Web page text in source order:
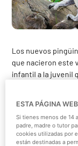
Los nuevos
que nacieron este
infantil a la juvenil
Poco a poco han
se han ido
meses de vida
eran alimentados
ESTA PÁGINA
Si tienes menos de 14
padre, madre o tutor
cookies utilizadas por
están destinadas a